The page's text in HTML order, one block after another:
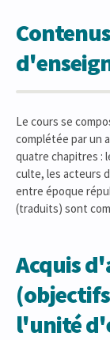
Le cours se
complétée par un
quatre chapitres :
culte, les acteurs
entre époque
(traduits) sont
Acquis
l'unité